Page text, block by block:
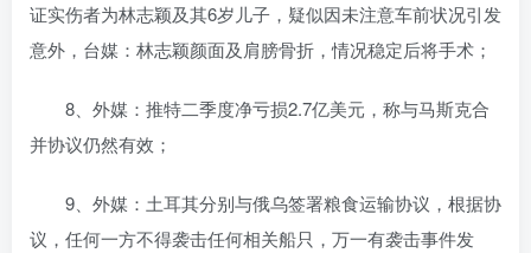
证实伤者为林志颖及其6岁儿子，疑似因未注意车前状况引发
意外，台媒：林志颖颜面及肩膀骨折，情况稳定后将手术；
8、外媒：推特二季度净亏损2.7亿美元，称与马斯克合
并协议仍然有效；
9、外媒：土耳其分别与俄乌签署粮食运输协议，根据协
议，任何一方不得袭击任何相关船只，万一有袭击事件发